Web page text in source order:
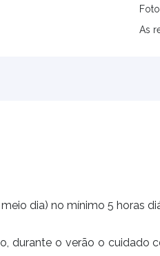
As
dia) no mínimo 5 horas
durante o verão o